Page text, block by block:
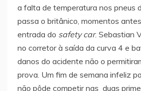
a falta de temperatura nos pneus
passa o britânico, momentos
entrada do safety car. Sebastian
no corretor à saída da curva 4 e
danos do acidente não o
prova. Um fim de semana infeliz
não pôde competir nas duas